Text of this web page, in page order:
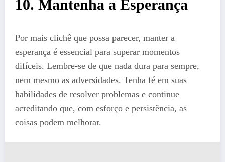
10. Mantenha a Esperança
Por mais clichê que possa parecer, manter a
esperança é essencial para superar momentos
difíceis. Lembre-se de que nada dura para sempre,
nem mesmo as adversidades. Tenha fé em suas
habilidades de resolver problemas e continue
acreditando que, com esforço e persistência, as
coisas podem melhorar.